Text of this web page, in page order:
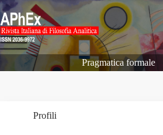
Salta
al
contenuto
Pragmatica formale
Profili